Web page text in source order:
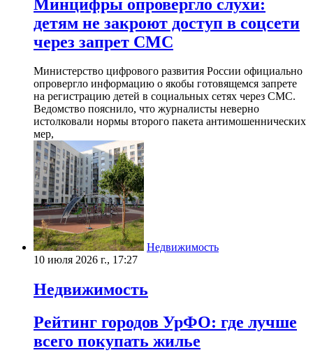
Минцифры опровергло слухи:
детям не закроют доступ в соцсети
через запрет СМС
Министерство цифрового развития России официально
опровергло информацию о якобы готовящемся запрете
на регистрацию детей в социальных сетях через СМС.
Ведомство пояснило, что журналисты неверно
истолковали нормы второго пакета антимошеннических
мер,
Недвижимость
10 июля 2026 г., 17:27
Недвижимость
Рейтинг городов УрФО: где лучше
всего покупать жилье